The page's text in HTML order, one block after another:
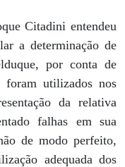
Citadini entendeu
a determinação de
por conta de
foram utilizados nos
da relativa
falhas em sua
de modo perfeito,
adequada dos